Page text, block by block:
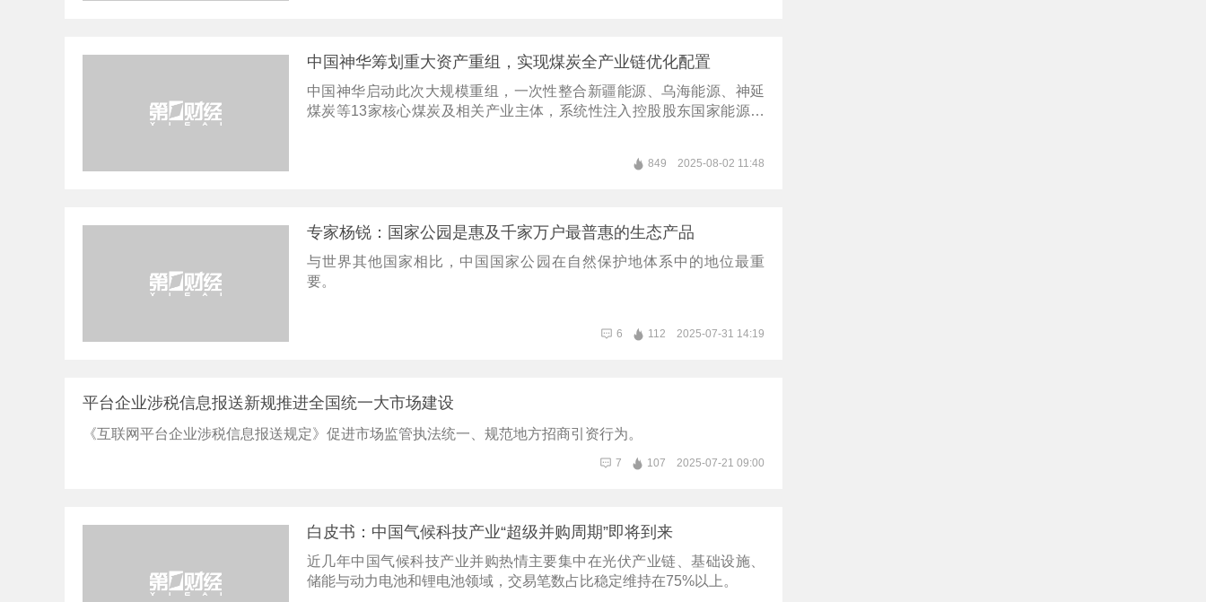
中国神华筹划重大资产重组，实现煤炭全产业链优化配置
中国神华启动此次大规模重组，一次性整合新疆能源、乌海能源、神延
煤炭等13家核心煤炭及相关产业主体，系统性注入控股股东国家能源集
849 2025-08-02 11:48
专家杨锐：国家公园是惠及千家万户最普惠的生态产品
与世界其他国家相比，中国国家公园在自然保护地体系中的地位最重
要。
6 112 2025-07-31 14:19
平台企业涉税信息报送新规推进全国统一大市场建设
《互联网平台企业涉税信息报送规定》促进市场监管执法统一、规范地方招商引资行为。
7 107 2025-07-21 09:00
白皮书：中国气候科技产业“超级并购周期”即将到来
近几年中国气候科技产业并购热情主要集中在光伏产业链、基础设施、
储能与动力电池和锂电池领域，交易笔数占比稳定维持在75%以上。